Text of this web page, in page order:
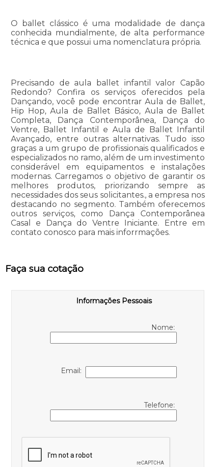
O ballet clássico é uma modalidade de dança
conhecida mundialmente, de alta performance
técnica e que possui uma nomenclatura própria.
Precisando de aula ballet infantil valor Capão
Redondo? Confira os serviços oferecidos pela
Dançando, você pode encontrar Aula de Ballet,
Hip Hop, Aula de Ballet Básico, Aula de Ballet
Completa, Dança Contemporânea, Dança do
Ventre, Ballet Infantil e Aula de Ballet Infantil
Avançado, entre outras alternativas. Tudo isso
graças a um grupo de profissionais qualificados e
especializados no ramo, além de um investimento
considerável em equipamentos e instalações
modernas. Carregamos o objetivo de garantir os
melhores produtos, priorizando sempre as
necessidades dos seus solicitantes., a empresa nos
destacando no segmento. Também oferecemos
outros serviços, como Dança Contemporânea
Casal e Dança do Ventre Iniciante. Entre em
contato conosco para mais inforrmações.
Faça sua cotação
Informações Pessoais
Nome:
Email:
Telefone: